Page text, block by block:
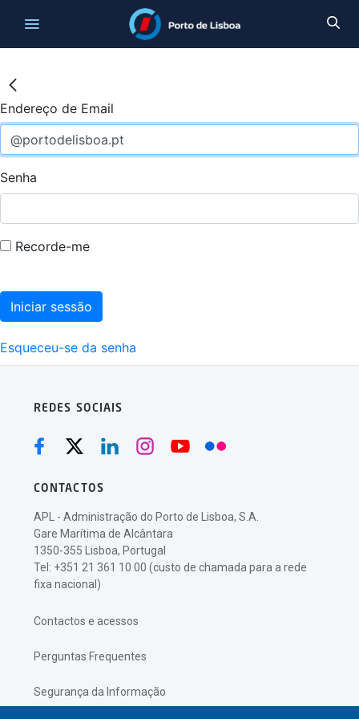
Endereço de Email
Senha
Recorde-me
Iniciar sessão
Esqueceu-se da senha
REDES SOCIAIS
CONTACTOS
APL - Administração do Porto de Lisboa, S.A.
Gare Marítima de Alcântara
1350-355 Lisboa, Portugal
Tel: +351 21 361 10 00 (custo de chamada para a rede
fixa nacional)
Contactos e acessos
Perguntas Frequentes
Segurança da Informação